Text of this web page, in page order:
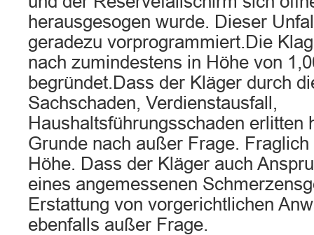
herausgesogen wurde. Dieser
geradezu vorprogrammiert.Die
nach zumindestens in Höhe von
begründet.Dass der Kläger durch
Sachschaden, Verdienstausfall,
Haushaltsführungsschaden erlitten
Grunde nach außer Frage.
Höhe. Dass der Kläger auch
eines angemessenen
Erstattung von vorgerichtlichen
ebenfalls außer Frage.